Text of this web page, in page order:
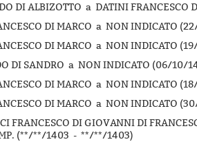
DI ALBIZOTTO a DATINI FRANCESCO
DI MARCO a NON INDICATO
DI MARCO a NON INDICATO
DI SANDRO a NON INDICATO (06/
DI MARCO a NON INDICATO
DI MARCO a NON INDICATO
FRANCESCO DI GIOVANNI DI
(**/**/1403 - **/**/1403)